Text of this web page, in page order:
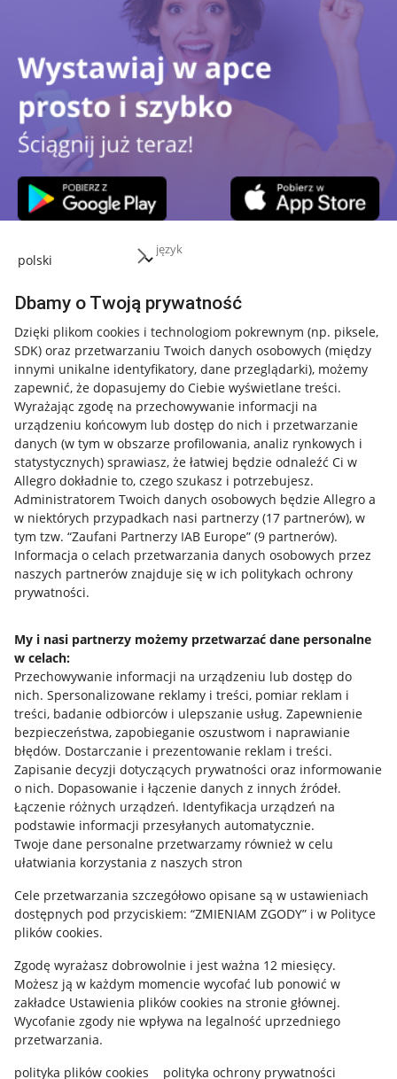
język
Dbamy o Twoją prywatność
Dzięki plikom cookies i technologiom pokrewnym (np. piksele,
SDK) oraz przetwarzaniu Twoich danych osobowych (między
innymi unikalne identyfikatory, dane przeglądarki), możemy
zapewnić, że dopasujemy do Ciebie wyświetlane treści.
Wyrażając zgodę na przechowywanie informacji na
urządzeniu końcowym lub dostęp do nich i przetwarzanie
danych (w tym w obszarze profilowania, analiz rynkowych i
statystycznych) sprawiasz, że łatwiej będzie odnaleźć Ci w
Allegro dokładnie to, czego szukasz i potrzebujesz.
Administratorem Twoich danych osobowych będzie Allegro a
w niektórych przypadkach nasi partnerzy (17 partnerów), w
tym tzw. “Zaufani Partnerzy IAB Europe” (9 partnerów).
Informacja o celach przetwarzania danych osobowych przez
naszych partnerów znajduje się w ich politykach ochrony
prywatności.
My i nasi partnerzy możemy przetwarzać dane personalne
w celach:
Przechowywanie informacji na urządzeniu lub dostęp do
nich. Spersonalizowane reklamy i treści, pomiar reklam i
treści, badanie odbiorców i ulepszanie usług. Zapewnienie
bezpieczeństwa, zapobieganie oszustwom i naprawianie
błędów. Dostarczanie i prezentowanie reklam i treści.
Zapisanie decyzji dotyczących prywatności oraz informowanie
o nich. Dopasowanie i łączenie danych z innych źródeł.
Łączenie różnych urządzeń. Identyfikacja urządzeń na
podstawie informacji przesyłanych automatycznie.
Twoje dane personalne przetwarzamy również w celu
ułatwiania korzystania z naszych stron
Cele przetwarzania szczegółowo opisane są w ustawieniach
dostępnych pod przyciskiem: “ZMIENIAM ZGODY” i w Polityce
plików cookies.
Zgodę wyrażasz dobrowolnie i jest ważna 12 miesięcy.
Możesz ją w każdym momencie wycofać lub ponowić w
zakładce Ustawienia plików cookies na stronie głównej.
Wycofanie zgody nie wpływa na legalność uprzedniego
przetwarzania.
polityka plików cookies
polityka ochrony prywatności
Napisz do nas
Allegro Gadane dla sprzedających
Allegro Gadane dla kupujących
Mapa miejscowości
Informacje prawne
Regulamin
Polityka plików "cookies"
Ustawienia plików "cookies"
Informacje dla Aktu o Usługach Cyfrowych
Pobierz aplikację
Korzystanie z serwisu oznacza akceptacjęregulaminu.